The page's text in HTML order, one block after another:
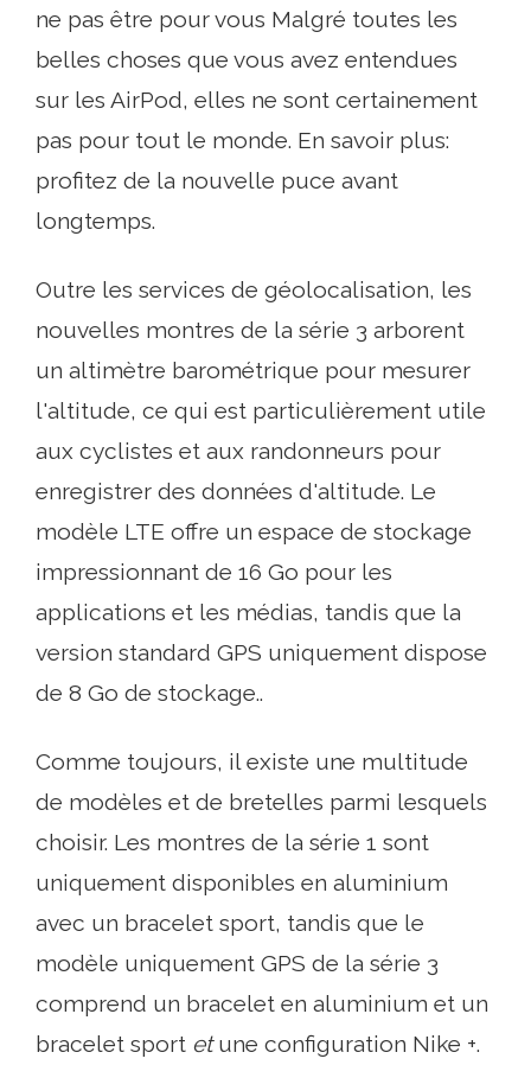
ne pas être pour vous Malgré toutes les
belles choses que vous avez entendues
sur les AirPod, elles ne sont certainement
pas pour tout le monde. En savoir plus:
profitez de la nouvelle puce avant
longtemps.
Outre les services de géolocalisation, les
nouvelles montres de la série 3 arborent
un altimètre barométrique pour mesurer
l'altitude, ce qui est particulièrement utile
aux cyclistes et aux randonneurs pour
enregistrer des données d'altitude. Le
modèle LTE offre un espace de stockage
impressionnant de 16 Go pour les
applications et les médias, tandis que la
version standard GPS uniquement dispose
de 8 Go de stockage..
Comme toujours, il existe une multitude
de modèles et de bretelles parmi lesquels
choisir. Les montres de la série 1 sont
uniquement disponibles en aluminium
avec un bracelet sport, tandis que le
modèle uniquement GPS de la série 3
comprend un bracelet en aluminium et un
bracelet sport etune configuration Nike +.